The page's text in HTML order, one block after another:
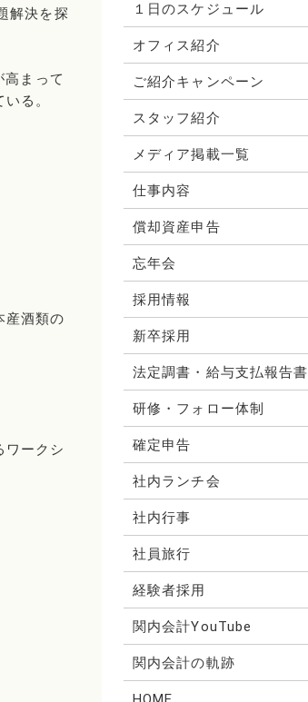
解決を探
まって
る。
産酒類の
ワークシ
１日のスケジュール
オフィス紹介
ご紹介キャンペーン
スタッフ紹介
メディア掲載一覧
仕事内容
償却資産申告
忘年会
採用情報
新卒採用
法定調書・給与支払報告書
研修・フォロー体制
確定申告
社内ランチ会
社内行事
社員旅行
経験者採用
関内会計YouTube
関内会計の軌跡